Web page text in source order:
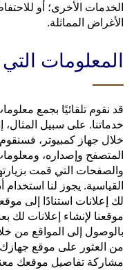
الخدمات الأخرى؛ أو
الأغراض المماثلة.
المعلومات
قد نقوم تلقائيًا بجمع
خدماتنا. على سبيل
خلال جهاز كمبيوتر،
والصفحات التي قمت
القياسية. يجوز لنا
لك إعلانات استنادًا إلى
موقعنا لإنشاء إعلانات لك
بالوصول إلى المواقع من
من العثور على موقع
مشاركة تفاصيل موقعك